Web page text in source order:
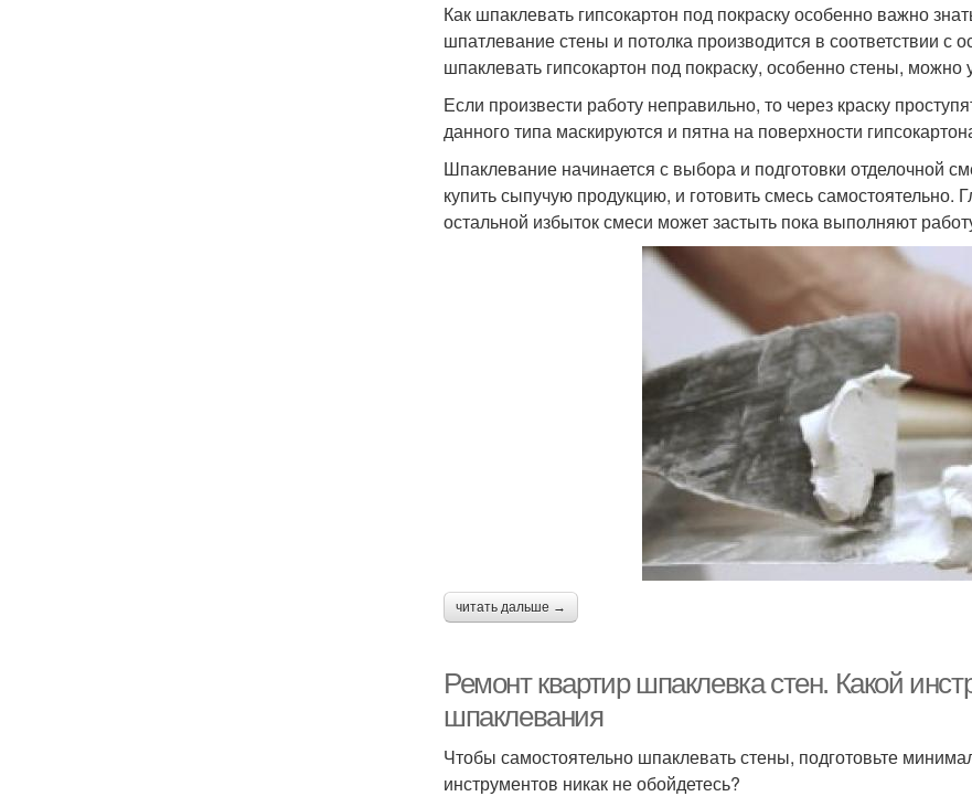
Как шпаклевать гипсокартон под покраску особенно важно
шпатлевание стены и потолка производится в соответствии с
шпаклевать гипсокартон под покраску, особенно стены, можно
Если произвести работу неправильно, то через краску
данного типа маскируются и пятна на поверхности
Шпаклевание начинается с выбора и подготовки отделочной
купить сыпучую продукцию, и готовить смесь самостоятельно.
остальной избыток смеси может застыть пока выполняют
читать дальше →
Ремонт квартир шпаклевка стен. Какой
шпаклевания
Чтобы самостоятельно шпаклевать стены, подготовьте
инструментов никак не обойдетесь?